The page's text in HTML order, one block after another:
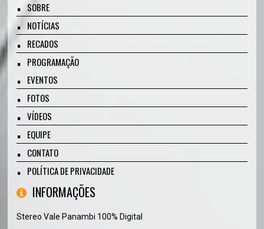
SOBRE
NOTÍCIAS
RECADOS
PROGRAMAÇÃO
EVENTOS
FOTOS
VÍDEOS
EQUIPE
CONTATO
POLÍTICA DE PRIVACIDADE
INFORMAÇÕES
Stereo Vale Panambi 100% Digital